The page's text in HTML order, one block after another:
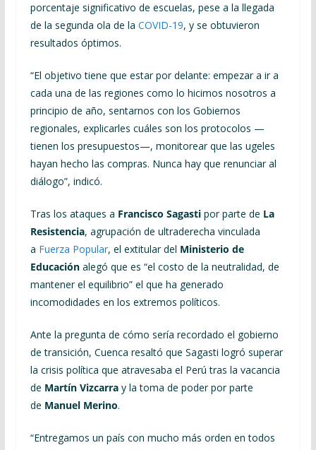
porcentaje significativo de escuelas, pese a la llegada
de la segunda ola de la COVID-19, y se obtuvieron
resultados óptimos.
“El objetivo tiene que estar por delante: empezar a ir a
cada una de las regiones como lo hicimos nosotros a
principio de año, sentarnos con los Gobiernos
regionales, explicarles cuáles son los protocolos —
tienen los presupuestos—, monitorear que las ugeles
hayan hecho las compras. Nunca hay que renunciar al
diálogo”, indicó.
Tras los ataques a Francisco Sagasti por parte de La
Resistencia, agrupación de ultraderecha vinculada
a Fuerza Popular, el extitular del Ministerio de
Educaciónalegó que es “el costo de la neutralidad, de
mantener el equilibrio” el que ha generado
incomodidades en los extremos políticos.
Ante la pregunta de cómo sería recordado el gobierno
de transición, Cuenca resaltó que Sagasti logró superar
la crisis política que atravesaba el Perú tras la vacancia
de Martín Vizcarra y la toma de poder por parte
de Manuel Merino.
“Entregamos un país con mucho más orden en todos